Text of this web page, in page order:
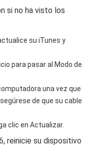
si no ha visto los
su iTunes y
para pasar al Modo de
una vez que
de que su cable
clic en Actualizar.
reinicie su dispositivo